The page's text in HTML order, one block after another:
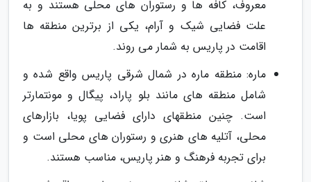
معروف، کافه ها و رستوران های محلی هستند و به
علت فضایی شیک و آرام، یکی از برترین منطقه ها
اقامت در پاریس به شمار می روند.
ماره: منطقه ماره در شمال شرقی پاریس واقع شده و
شامل منطقه های مانند بلو پاراد، پیگال و مونتمارتر
است. چنین منطقهای دارای فضایی پویا، بازارهای
محلی، آتلیه های هنری و رستوران های محلی است و
برای تجربه فرهنگ و هنر پاریس، مناسب هستند.